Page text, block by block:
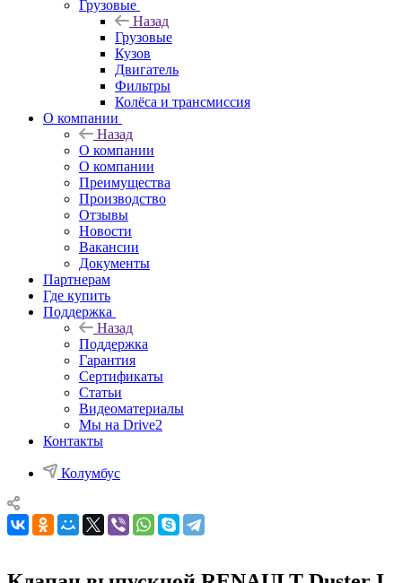
Грузовые
Назад
Грузовые
Кузов
Двигатель
Фильтры
Колёса и трансмиссия
О компании
Назад
О компании
О компании
Преимущества
Производство
Отзывы
Новости
Вакансии
Документы
Партнерам
Где купить
Поддержка
Назад
Поддержка
Гарантия
Сертификаты
Статьи
Видеоматериалы
Мы на Drive2
Контакты
Колумбус